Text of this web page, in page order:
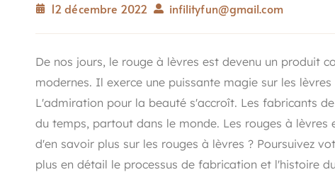
12 décembre 2022 infilityfun@gmail.com
De nos jours, le rouge à lèvres est devenu un produit
modernes. Il exerce une puissante magie sur les
L'admiration pour la beauté s'accroît. Les fabricants
du temps, partout dans le monde. Les rouges à lèvres
d'en savoir plus sur les rouges à lèvres ? Poursuivez
plus en détail le processus de fabrication et l'histoire